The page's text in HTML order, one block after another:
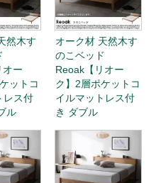
然木す
ー
ケット
トレス
） ダ
オーク材 天然木す
のこベッド
Reoak【リオー
ク】国産ポケット
コイルマットレス
付き（ハード） ク